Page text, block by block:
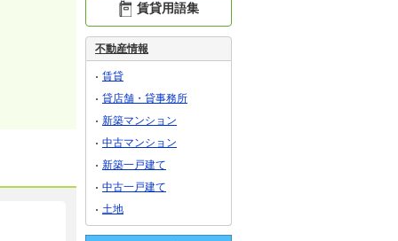
賃貸用語集
不動産情報
賃貸
貸店舗・貸事務所
新築マンション
中古マンション
新築一戸建て
中古一戸建て
土地